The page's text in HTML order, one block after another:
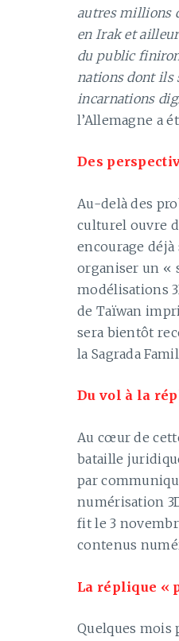
autres millions
en Irak et
du public
nations dont ils
incarnations
l’Allemagne a
Des
Au-delà des
culturel ouvre
encourage
organiser un «
modélisations
de Taïwan
sera bientôt
la Sagrada
Du vol à la
Au cœur de
bataille
par
numérisation
fit le 3
contenus
La réplique «
Quelques mois